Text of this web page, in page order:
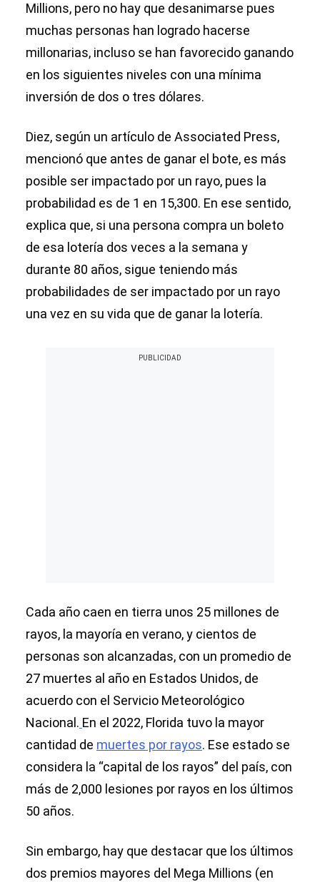
Millions, pero no hay que desanimarse pues
muchas personas han logrado hacerse
millonarias, incluso se han favorecido ganando
en los siguientes niveles con una mínima
inversión de dos o tres dólares.
Diez, según un artículo de Associated Press,
mencionó que antes de ganar el bote, es más
posible ser impactado por un rayo, pues la
probabilidad es de 1 en 15,300. En ese sentido,
explica que, si una persona compra un boleto
de esa lotería dos veces a la semana y
durante 80 años, sigue teniendo más
probabilidades de ser impactado por un rayo
una vez en su vida que de ganar la lotería.
Cada año caen en tierra unos 25 millones de
rayos, la mayoría en verano, y cientos de
personas son alcanzadas, con un promedio de
27 muertes al año en Estados Unidos, de
acuerdo con el Servicio Meteorológico
Nacional. En el 2022, Florida tuvo la mayor
cantidad de muertes por rayos. Ese estado se
considera la “capital de los rayos” del país, con
más de 2,000 lesiones por rayos en los últimos
50 años.
Sin embargo, hay que destacar que los últimos
dos premios mayores del Mega Millions (en